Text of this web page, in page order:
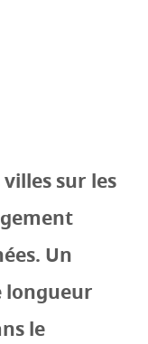
sur les
Un
longueur
le